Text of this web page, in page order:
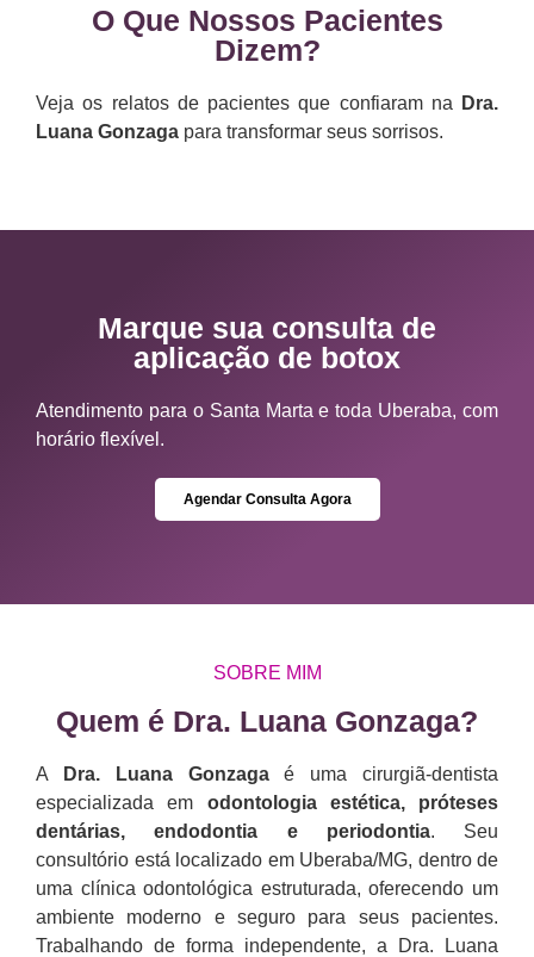
O Que Nossos Pacientes
Dizem?
Veja os relatos de pacientes que confiaram na
Dra.
Luana Gonzaga para transformar seus sorrisos.
Marque sua consulta de
aplicação de botox
Atendimento para o Santa Marta e toda Uberaba, com
horário flexível.
Agendar Consulta Agora
SOBRE MIM
Quem é Dra. Luana Gonzaga?​
A Dra. Luana Gonzagaé uma cirurgiã-dentista
especializada em odontologia estética, próteses
dentárias, endodontia e periodontia. Seu
consultório está localizado em Uberaba/MG, dentro de
uma clínica odontológica estruturada, oferecendo um
ambiente moderno e seguro para seus pacientes.
Trabalhando de forma independente, a Dra. Luana